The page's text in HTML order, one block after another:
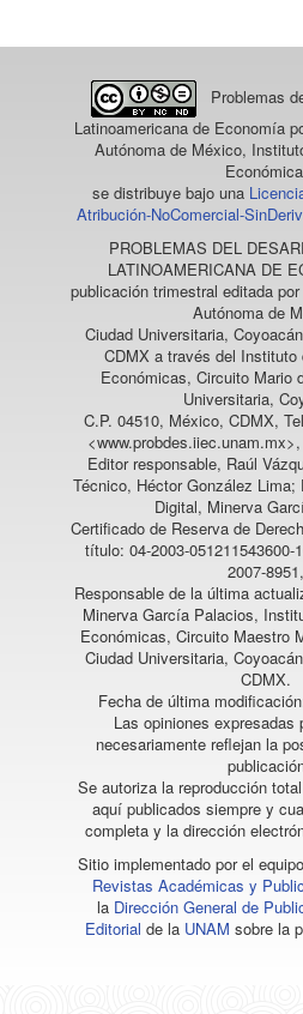
Problemas
Latinoamericana de Economía
Autónoma de México,
se distribuye bajo una
Atribución-NoComercial-
PROBLEMAS DEL
LATINOAMERICANA DE
publicación trimestral editada
Autónoma de
Ciudad Universitaria,
CDMX a través del Instituto
Económicas, Circuito Mario
Universitaria,
C.P. 04510, México, CDMX,
Editor responsable, Raúl
Técnico, Héctor González Lima;
Digital, Minerva
Certificado de Reserva de
título: 04-2003-
2007-8951,
Responsable de la última
Minerva García Palacios,
Económicas, Circuito Maestro
Ciudad Universitaria,
CDMX.
Fecha de última
Las opiniones expresadas
necesariamente reflejan la
Se autoriza la reproducción
aquí publicados siempre y
completa y la dirección
Sitio implementado por el
Revistas Académicas y
la Dirección General de
Editorial de la UNAM sobre la